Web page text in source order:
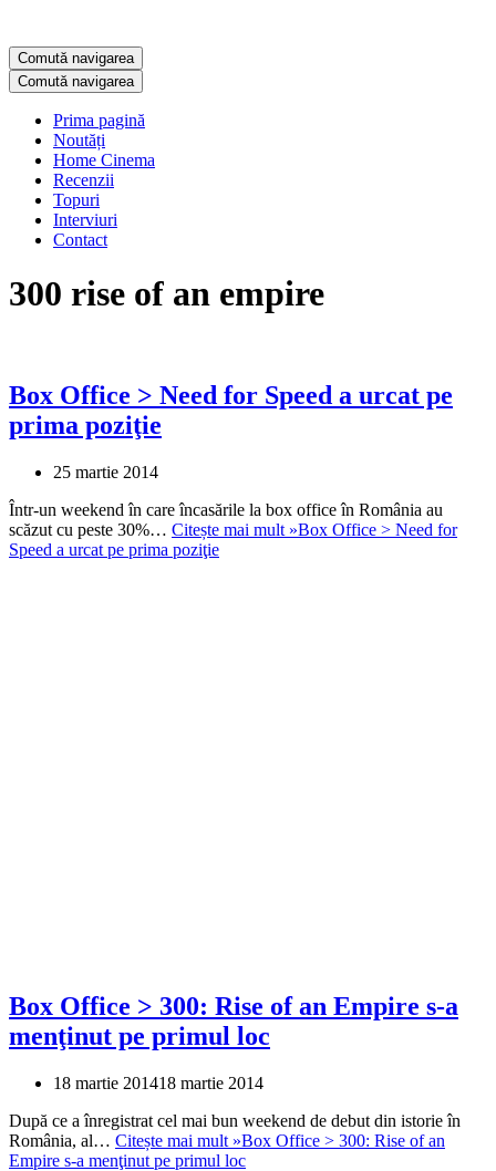
Comută navigarea
Comută navigarea
Prima pagină
Noutăți
Home Cinema
Recenzii
Topuri
Interviuri
Contact
300 rise of an empire
Box Office > Need for Speed a urcat pe
prima poziţie
25 martie 2014
Într-un weekend în care încasările la box office în România au
scăzut cu peste 30%… Citește mai mult »Box Office > Need for
Speed a urcat pe prima poziţie
Box Office > 300: Rise of an Empire s-a
menţinut pe primul loc
18 martie 201418 martie 2014
După ce a înregistrat cel mai bun weekend de debut din istorie în
România, al… Citește mai mult »Box Office > 300: Rise of an
Empire s-a menţinut pe primul loc